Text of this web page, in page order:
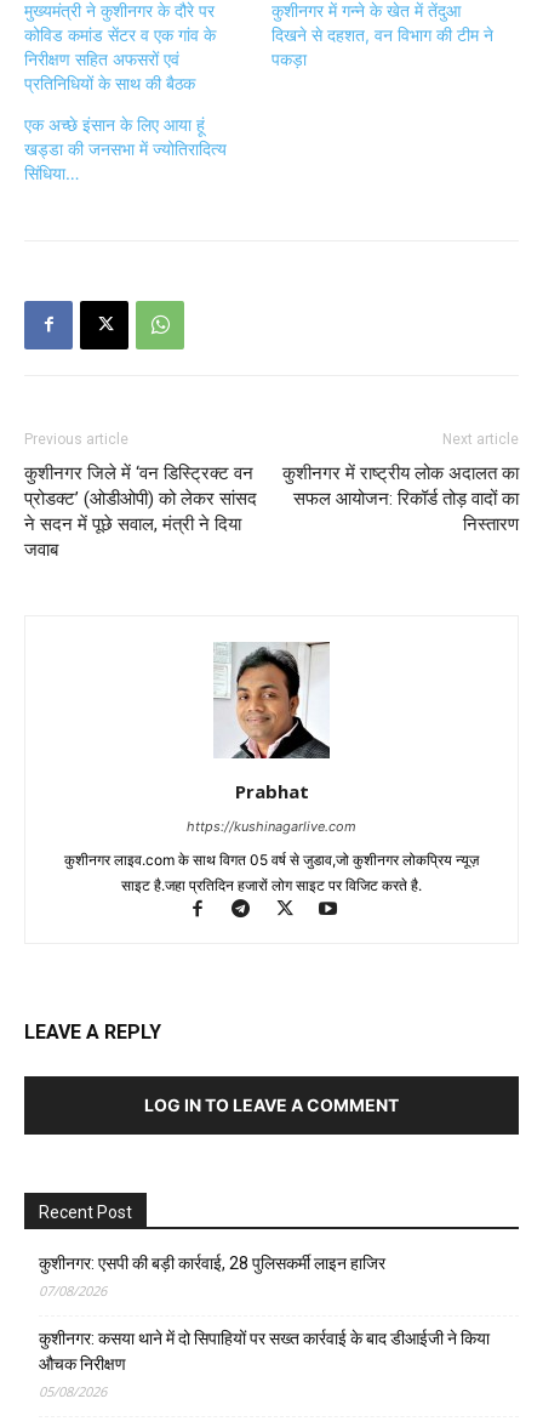
मुख्यमंत्री ने कुशीनगर के दौरे पर
कोविड कमांड सेंटर व एक गांव के
निरीक्षण सहित अफसरों एवं
प्रतिनिधियों के साथ की बैठक
कुशीनगर में गन्ने के खेत में तेंदुआ
दिखने से दहशत, वन विभाग की टीम ने
पकड़ा
एक अच्छे इंसान के लिए आया हूं
खड्डा की जनसभा में ज्योतिरादित्य
सिंधिया…
Previous article
कुशीनगर जिले में ‘वन डिस्ट्रिक्ट वन
प्रोडक्ट’ (ओडीओपी) को लेकर सांसद
ने सदन में पूछे सवाल, मंत्री ने दिया
जवाब
Next article
कुशीनगर में राष्ट्रीय लोक अदालत का
सफल आयोजन: रिकॉर्ड तोड़ वादों का
निस्तारण
Prabhat
https://kushinagarlive.com
कुशीनगर लाइव.com के साथ विगत 05 वर्ष से जुडाव,जो कुशीनगर लोकप्रिय न्यूज़
साइट है.जहा प्रतिदिन हजारों लोग साइट पर विजिट करते है.
LEAVE A REPLY
LOG IN TO LEAVE A COMMENT
Recent Post
कुशीनगर: एसपी की बड़ी कार्रवाई, 28 पुलिसकर्मी लाइन हाजिर
07/08/2026
कुशीनगर: कसया थाने में दो सिपाहियों पर सख्त कार्रवाई के बाद डीआईजी ने किया
औचक निरीक्षण
05/08/2026